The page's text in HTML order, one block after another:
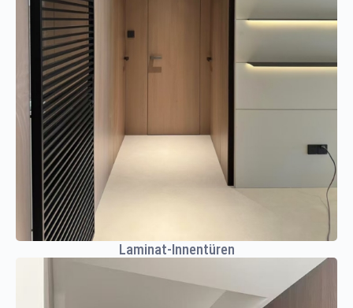
Laminat-Innentüren